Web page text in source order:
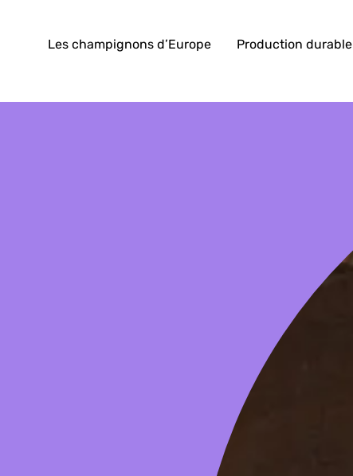
Les champignons d’Europe Production durable